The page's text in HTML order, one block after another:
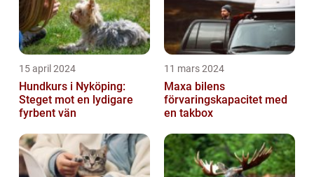
15 april 2024
Hundkurs i Nyköping:
Steget mot en lydigare
fyrbent vän
11 mars 2024
Maxa bilens
förvaringskapacitet med
en takbox